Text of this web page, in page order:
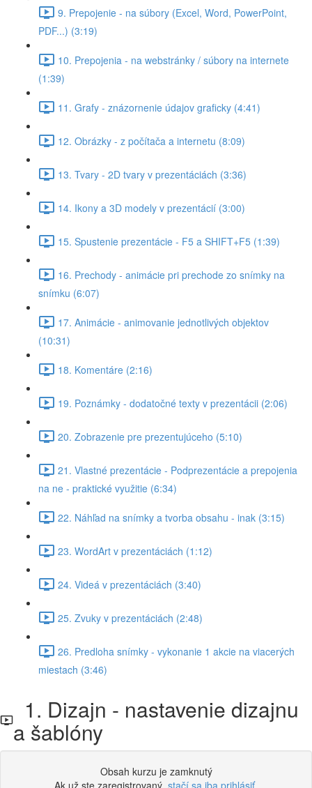
9. Prepojenie - na súbory (Excel, Word, PowerPoint,
PDF...) (3:19)
10. Prepojenia - na webstránky / súbory na internete
(1:39)
11. Grafy - znázornenie údajov graficky (4:41)
12. Obrázky - z počítača a internetu (8:09)
13. Tvary - 2D tvary v prezentáciách (3:36)
14. Ikony a 3D modely v prezentácií (3:00)
15. Spustenie prezentácie - F5 a SHIFT+F5 (1:39)
16. Prechody - animácie pri prechode zo snímky na
snímku (6:07)
17. Animácie - animovanie jednotlivých objektov
(10:31)
18. Komentáre (2:16)
19. Poznámky - dodatočné texty v prezentácii (2:06)
20. Zobrazenie pre prezentujúceho (5:10)
21. Vlastné prezentácie - Podprezentácie a prepojenia
na ne - praktické využitie (6:34)
22. Náhľad na snímky a tvorba obsahu - inak (3:15)
23. WordArt v prezentáciách (1:12)
24. Videá v prezentáciách (3:40)
25. Zvuky v prezentáciách (2:48)
26. Predloha snímky - vykonanie 1 akcie na viacerých
miestach (3:46)
1. Dizajn - nastavenie dizajnu
a šablóny
Obsah kurzu je zamknutý
Ak už ste zaregistrovaný, stačí sa iba prihlásiť.